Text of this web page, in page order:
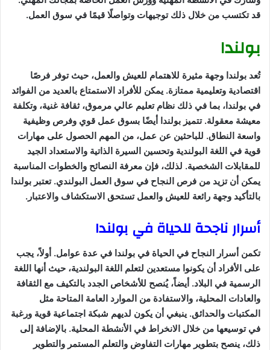
قد تكتسب من خلال ذلك توجيهات وتواصلًا قيمًا في سوق العمل.
بولندا
تُعد بولندا وجهة مثيرة للاهتمام للعيش والعمل، حيث توفر فرصًا
اقتصادية وتعليمية ممتازة. يمكن للأفراد الاستمتاع بالعديد من الفوائد
في بولندا، بما في ذلك نظام تعليم عالي مرموق، ثقافة غنية، وتكلفة
معيشة معقولة. تتميز بولندا أيضًا بسوق عمل قوي وفرص وظيفية
واسعة النطاق. للباحثين عن عمل، من المهم الحصول على مهارات
قوية في اللغة البولندية وتحسين السيرة الذاتية والاستعداد الجيد
للمقابلات الشخصية. لذلك، فإن معرفة النصائح والخطوات المناسبة
يمكن أن تزيد من فرص النجاح في سوق العمل البولندي. تعتبر بولندا
بالتأكيد وجهة رائعة للعيش والعمل تستحق الاستكشاف والاعتبار.
أسرار ناجحة للحياة في بولندا
تكمن أسرار النجاح في الحياة في بولندا في عدة عوامل. أولاً، يجب
على الأفراد أن يكونوا مستعدين لتعلم اللغة البولندية، حيث أنها اللغة
الرسمية في البلاد. أيضاً، يُنصح للأشخاص الجدد بالتكيف مع الثقافة
والعادات المحلية، والاستفادة من الموارد العامة المتاحة مثل
المكتبات والحدائق. ينبغي أن يكون لديهم شبكة اجتماعية قوية ورغبة
في توسيعها من خلال الانخراط في الأنشطة المحلية. بالإضافة إلى
ذلك، ينصح بتطوير مهارات التفاوض والتعلم المستمر والتطوير